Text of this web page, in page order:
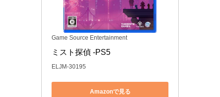
Game Source Entertainment
ミスト探偵 -PS5
ELJM-30195
Amazonで見る